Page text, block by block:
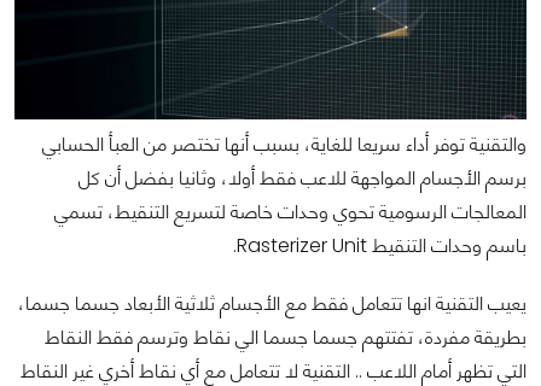
والتقنية توفر أداء سريعا للغاية، بسبب أنها تختصر من العبأ الحسابي
برسم الأجسام المواجهة للاعب فقط أولا، وثانيا بفضل أن كل
المعالجات الرسومية تحوي وحدات خاصة لتسريع التنقيط، تسمي
باسم وحدات التنقيط Rasterizer Unit.
يعيب التقنية انها تتعامل فقط مع الأجسام ثلاثية الأبعاد جسما جسما،
بطريقة مفردة، تفتتهم جسما جسما الي نقاط وترسم فقط النقاط
التي تظهر أمام اللاعب .. التقنية لا تتعامل مع أي نقاط أخري غير النقاط